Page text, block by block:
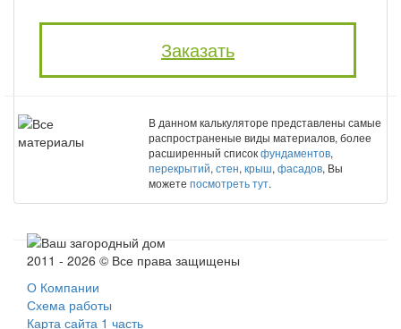
Заказать
В данном калькуляторе представлены самые
распространеные виды материалов, более
расширенный списокфундаментов,
перекрытий, стен, крыш, фасадов, Вы
можете посмотреть тут.
2011 - 2026 © Все права защищены
О Компании
Схема работы
Карта сайта 1 часть